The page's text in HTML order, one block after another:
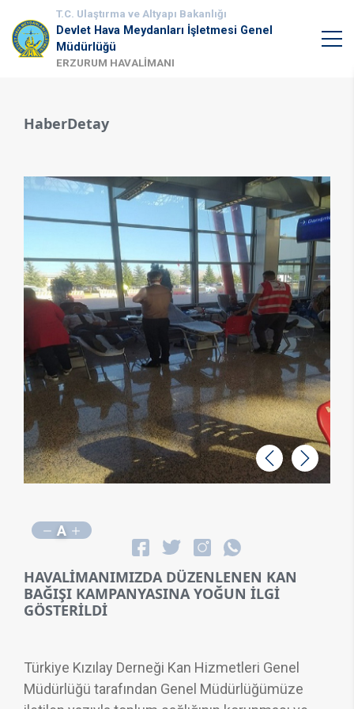
T.C. Ulaştırma ve Altyapı Bakanlığı
Devlet Hava Meydanları İşletmesi Genel
Müdürlüğü
ERZURUM HAVALİMANI
HaberDetay
Geri İleri
A
HAVALİMANIMIZDA DÜZENLENEN KAN
BAĞIŞI KAMPANYASINA YOĞUN İLGİ
GÖSTERİLDİ
Türkiye Kızılay Derneği Kan Hizmetleri Genel
Müdürlüğü tarafından Genel Müdürlüğümüze